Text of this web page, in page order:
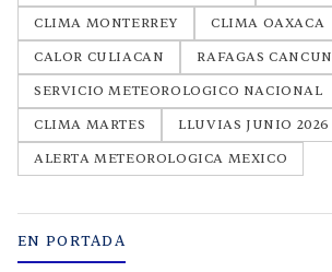
CLIMA MONTERREY
CLIMA OAXACA
CALOR CULIACAN
RAFAGAS CANCUN
SERVICIO METEOROLOGICO NACIONAL
CLIMA MARTES
LLUVIAS JUNIO 2026
ALERTA METEOROLOGICA MEXICO
EN PORTADA